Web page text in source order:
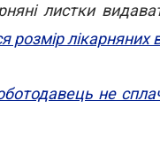
листки
розмір лікарняних
не